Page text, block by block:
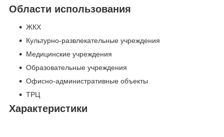
Области использования
ЖКХ
Культурно-развлекательные учреждения
Медицинские учреждения
Образовательные учреждения
Офисно-административные объекты
ТРЦ
Характеристики